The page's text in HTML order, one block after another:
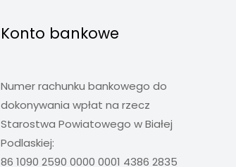
Konto bankowe
Numer rachunku bankowego do
dokonywania wpłat na rzecz
Starostwa Powiatowego w Białej
Podlaskiej:
86 1090 2590 0000 0001 4386 2835